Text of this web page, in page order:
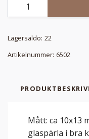
Lagersaldo: 22
Artikelnummer: 6502
Mått: ca 10x13
glaspärla i bra